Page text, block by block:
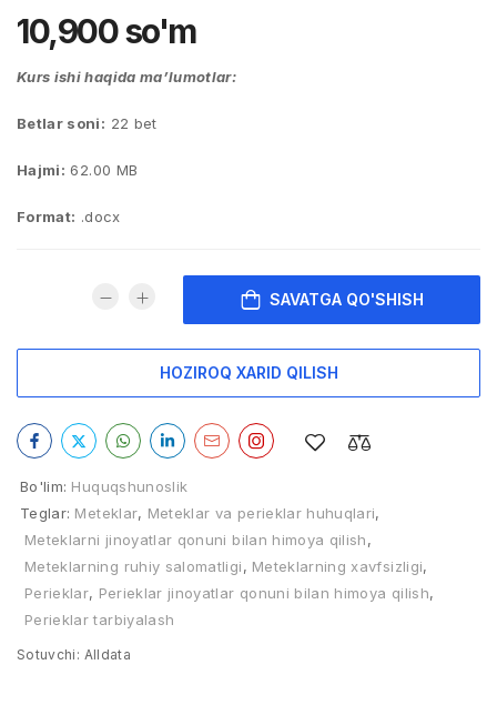
10,900so'm
Kurs ishi haqida ma’lumotlar:
Betlar soni: 22 bet
Hajmi: 62.00 MB
Format: .docx
SAVATGA QO'SHISH
HOZIROQ XARID QILISH
Bo'lim: Huquqshunoslik
Teglar: Meteklar, Meteklar va perieklar huhuqlari,
Meteklarni jinoyatlar qonuni bilan himoya qilish,
Meteklarning ruhiy salomatligi, Meteklarning xavfsizligi,
Perieklar, Perieklar jinoyatlar qonuni bilan himoya qilish,
Perieklar tarbiyalash
Sotuvchi: Alldata